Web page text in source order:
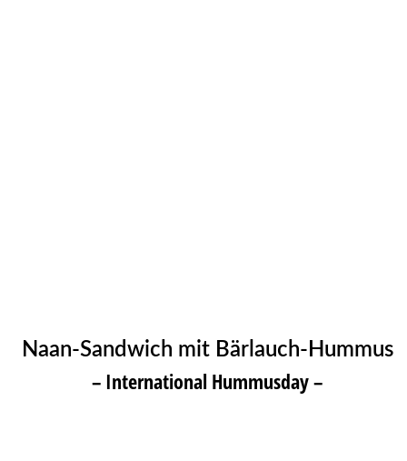
Naan-Sandwich mit Bärlauch-Hummus
– International Hummusday –